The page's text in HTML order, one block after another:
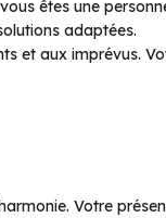
êtes une
adaptées.
et aux imprévus.
Votre